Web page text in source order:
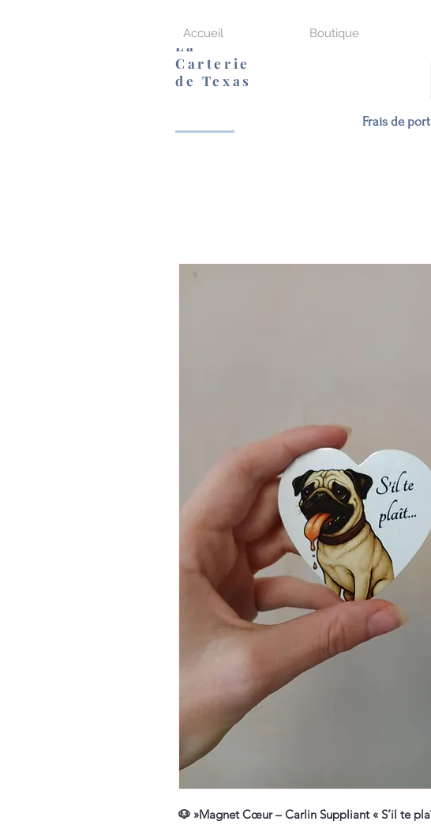
La
Carterie
de Texas
Accueil Boutique
Frais de
🐶 »Magnet Cœur – Carlin Suppliant « S’il te